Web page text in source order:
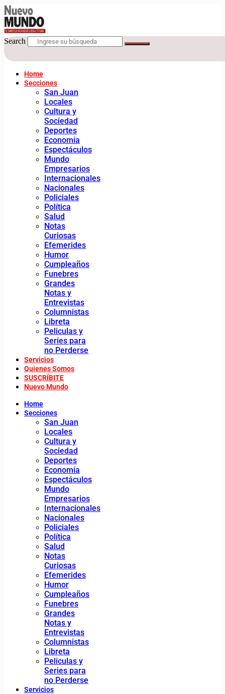
Search
Home
Secciones
San Juan
Locales
Cultura y
Sociedad
Deportes
Economía
Espectáculos
Mundo
Empresarios
Internacionales
Nacionales
Policiales
Política
Salud
Notas
Curiosas
Efemerides
Humor
Cumpleaños
Funebres
Grandes
Notas y
Entrevistas
Columnistas
Libreta
Peliculas y
Series para
no Perderse
Servicios
Quienes Somos
SUSCRÍBITE
Nuevo Mundo
Home
Secciones
San Juan
Locales
Cultura y
Sociedad
Deportes
Economía
Espectáculos
Mundo
Empresarios
Internacionales
Nacionales
Policiales
Política
Salud
Notas
Curiosas
Efemerides
Humor
Cumpleaños
Funebres
Grandes
Notas y
Entrevistas
Columnistas
Libreta
Peliculas y
Series para
no Perderse
Servicios